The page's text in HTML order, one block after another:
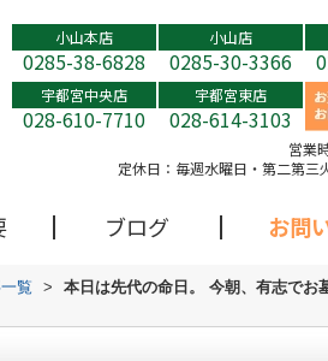
小山本店
0285-38-6828
小山店
0285-30-3366
宇都宮中央店
028-610-7710
宇都宮東店
028-614-3103
営業
定休日： 毎週水曜日・第二第三
ブログ お問
覧 >
本日は先代の命日。 今朝、有志でお